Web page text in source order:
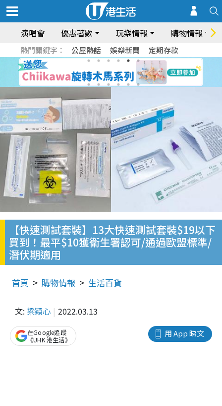
演唱會 優惠著數 玩樂情報 購物情報
熱門關鍵字： 公屋熱話 娛樂新聞 定期存款
【快速測試套裝】13大快速測試套裝$19以下
買到！最平$10獲衛生署認可/通過歐盟標準/
潛伏期適用
首頁 購物情報 生活百貨
文: 梁穎心 2022.03.13
用 App 睇文
在Google追蹤
《UHK 港生活》